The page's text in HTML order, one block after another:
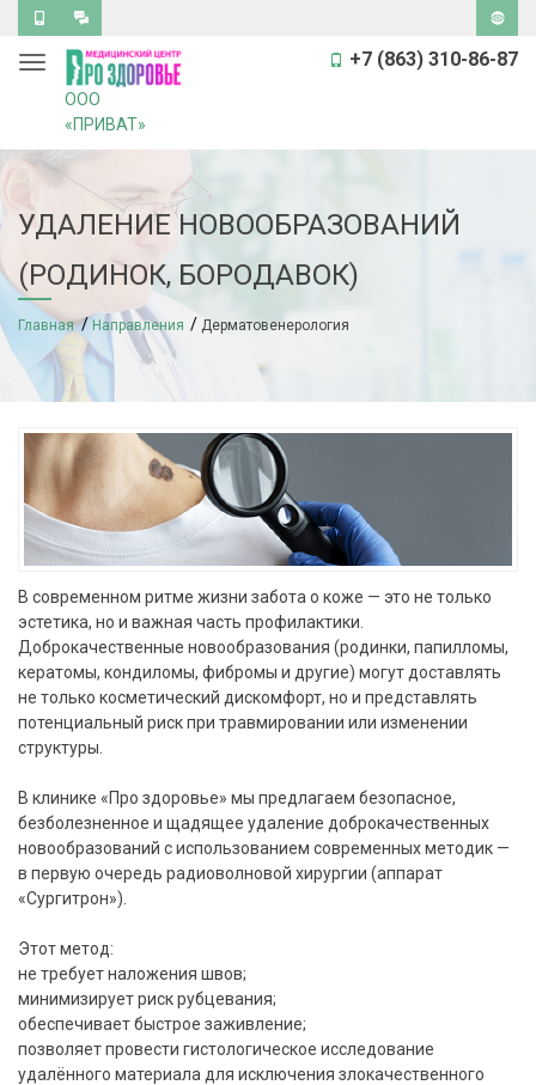
Обратный
звонок
Задать
вопрос
Версия
для
Toggle navigation
ООО
«ПРИВАТ»
+7 (863) 310-86-87
УДАЛЕНИЕ НОВООБРАЗОВАНИЙ
(РОДИНОК, БОРОДАВОК)
Главная Направления Дерматовенерология
В современном ритме жизни забота о коже — это не только
эстетика, но и важная часть профилактики.
Доброкачественные новообразования (родинки, папилломы,
кератомы, кондиломы, фибромы и другие) могут доставлять
не только косметический дискомфорт, но и представлять
потенциальный риск при травмировании или изменении
структуры.
В клинике «Про здоровье» мы предлагаем безопасное,
безболезненное и щадящее удаление доброкачественных
новообразований с использованием современных методик —
в первую очередь радиоволновой хирургии (аппарат
«Сургитрон»).
Этот метод:
не требует наложения швов;
минимизирует риск рубцевания;
обеспечивает быстрое заживление;
позволяет провести гистологическое исследование
удалённого материала для исключения злокачественного